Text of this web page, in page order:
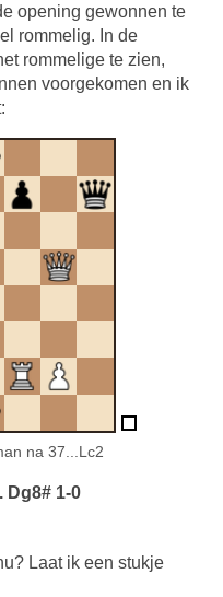
opening gewonnen te
rommelig. In de
rommelige te zien,
voorgekomen en ik
na 37...Lc2
Dg8# 1-0
Laat ik een stukje